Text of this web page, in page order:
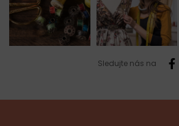
Sledujte nás na